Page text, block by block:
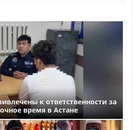
к ответственности за
время в Астане